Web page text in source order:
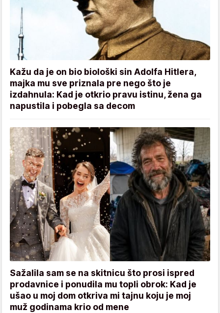
Kažu da je on bio biološki sin Adolfa Hitlera,
majka mu sve priznala pre nego što je
izdahnula: Kad je otkrio pravu istinu, žena ga
napustila i pobegla sa decom
Sažalila sam se na skitnicu što prosi ispred
prodavnice i ponudila mu topli obrok: Kad je
ušao u moj dom otkriva mi tajnu koju je moj
muž godinama krio od mene